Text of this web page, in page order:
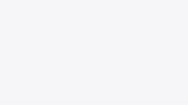
dapat digunakan untuk